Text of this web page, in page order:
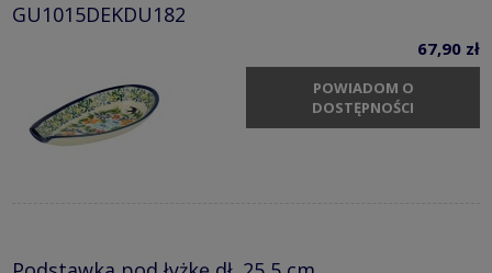
GU1015DEKDU182
67,90 zł
POWIADOM O
DOSTĘPNOŚCI